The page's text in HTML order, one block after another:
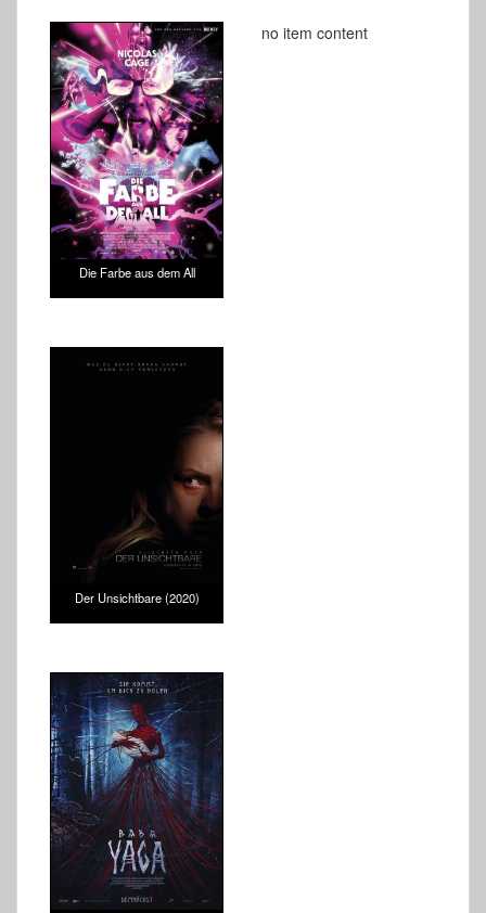
Die Farbe aus dem All
Der Unsichtbare (2020)
no item content